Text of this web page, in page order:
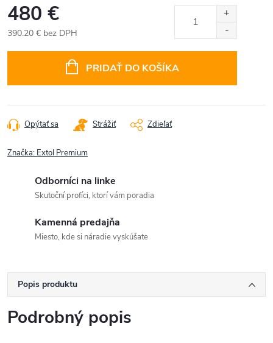
480 €
390.20 € bez DPH
PRIDAŤ DO KOŠÍKA
Opýtať sa Strážiť Zdieľať
Značka: Extol Premium
Odborníci na linke
Skutoční profíci, ktorí vám poradia
Kamenná predajňa
Miesto, kde si náradie vyskúšate
Popis produktu
Podrobný popis